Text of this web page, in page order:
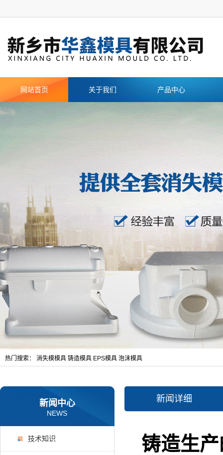
网站首页 关于我们 产品中心
热门搜索： 消失模模具 铸造模具 EPS模具 泡沫模具
新闻中心
NEWS
技术知识
新闻详细
铸造生